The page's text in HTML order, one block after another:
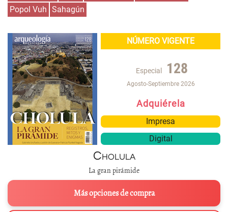
Popol Vuh Sahagún
NÚMERO VIGENTE
Especial 128
Agosto-Septiembre 2026
Adquiérela
Impresa
Digital
Cholula
La gran pirámide
Más opciones de compra